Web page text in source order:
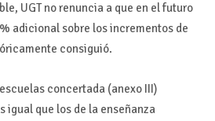
UGT no renuncia a que en el futuro
adicional sobre los incrementos de
consiguió.
concertada (anexo III)
igual que los de la enseñanza